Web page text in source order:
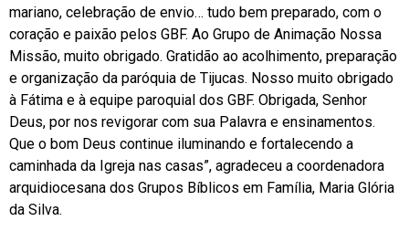
mariano, celebração de envio… tudo bem preparado, com o
coração e paixão pelos GBF. Ao Grupo de Animação Nossa
Missão, muito obrigado. Gratidão ao acolhimento, preparação
e organização da paróquia de Tijucas. Nosso muito obrigado
à Fátima e à equipe paroquial dos GBF. Obrigada, Senhor
Deus, por nos revigorar com sua Palavra e ensinamentos.
Que o bom Deus continue iluminando e fortalecendo a
caminhada da Igreja nas casas”, agradeceu a coordenadora
arquidiocesana dos Grupos Bíblicos em Família, Maria Glória
da Silva.